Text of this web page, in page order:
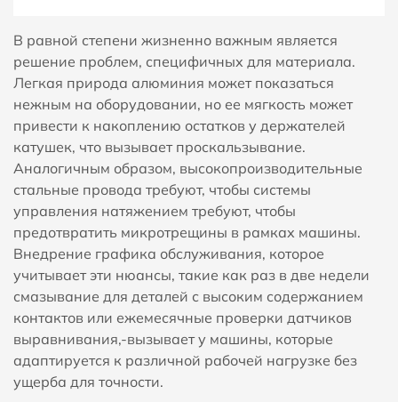
В равной степени жизненно важным является
решение проблем, специфичных для материала.
Легкая природа алюминия может показаться
нежным на оборудовании, но ее мягкость может
привести к накоплению остатков у держателей
катушек, что вызывает проскальзывание.
Аналогичным образом, высокопроизводительные
стальные провода требуют, чтобы системы
управления натяжением требуют, чтобы
предотвратить микротрещины в рамках машины.
Внедрение графика обслуживания, которое
учитывает эти нюансы, такие как раз в две недели
смазывание для деталей с высоким содержанием
контактов или ежемесячные проверки датчиков
выравнивания,-вызывает у машины, которые
адаптируется к различной рабочей нагрузке без
ущерба для точности.